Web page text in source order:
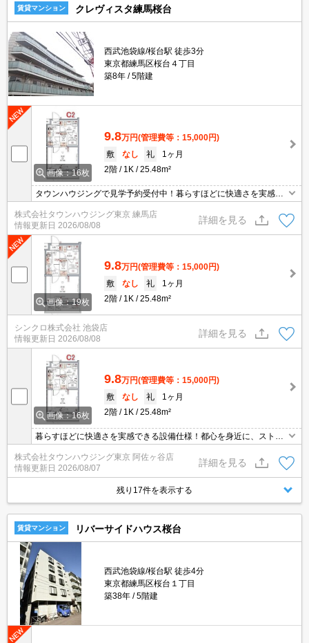
賃貸マンション クレヴィスタ練馬桜台
西武池袋線/桜台駅 徒歩3分
東京都練馬区桜台４丁目
築8年
5階建
画像：16枚
9.8万円(管理費等：15,000円)
敷
なし 礼
1ヶ月
2階
1K 25.48m²
タウンハウジングで見学予約受付中！暮らすほどに快適さを実感で
きる設備仕様！駅前商業施設の多さ！日常の買い物に便利！
株式会社タウンハウジング東京 練馬店
情報更新日 2026/08/08
詳細を見る
画像：19枚
9.8万円(管理費等：15,000円)
敷
なし 礼
1ヶ月
2階
1K 25.48m²
シンクロ株式会社 池袋店
情報更新日 2026/08/08
詳細を見る
画像：16枚
9.8万円(管理費等：15,000円)
敷
なし 礼
1ヶ月
2階
1K 25.48m²
暮らすほどに快適さを実感できる設備仕様！都心を身近に、ストレ
スフリーな暮らしを楽しむ！住むほどに愛着が深まる暮らしやすい
街！！
株式会社タウンハウジング東京 阿佐ヶ谷店
情報更新日 2026/08/07
詳細を見る
残り17件を表示する
賃貸マンション リバーサイドハウス桜台
西武池袋線/桜台駅 徒歩4分
東京都練馬区桜台１丁目
築38年
5階建